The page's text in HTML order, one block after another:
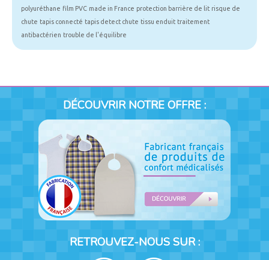
polyuréthane film PVC made in France protection barrière de lit risque de
chute tapis connecté tapis detect chute tissu enduit traitement
antibactérien trouble de l'équilibre
DÉCOUVRIR NOTRE OFFRE :
RETROUVEZ-NOUS SUR :